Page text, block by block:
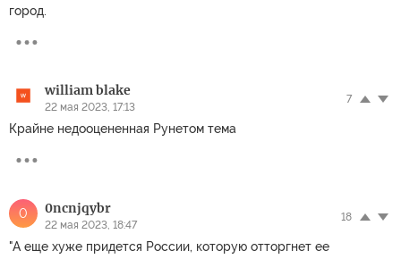
город.
william blake
22 мая 2023, 17:13
7
Крайне недооцененная Рунетом тема
0 0ncnjqybr
22 мая 2023, 18:47
18
"А еще хуже придется России, которую отторгнет ее